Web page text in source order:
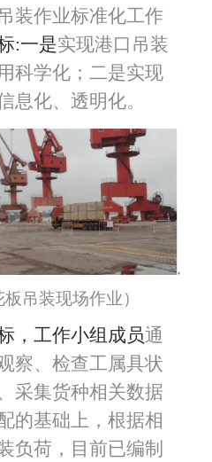
装作业标准化工作
:一是实现港口吊装
科学化；二是实现
息化、透明化。
板吊装现场作业）
，工作小组成员通
察、检查工属具状
采集货种相关数据
的基础上，根据相
负荷，目前已编制